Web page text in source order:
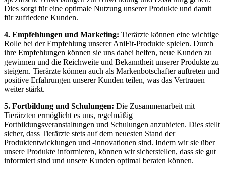
Dies sorgt für eine optimale Nutzung unserer Produkte⁣ und damit​
für zufriedene‌ Kunden.
4. Empfehlungen und Marketing: Tierärzte können eine wichtige
Rolle bei⁢ der Empfehlung unserer AniFit-Produkte spielen. Durch
ihre⁤ Empfehlungen können sie uns dabei helfen,⁤ neue Kunden zu
gewinnen und die Reichweite und Bekanntheit⁤ unserer ‍Produkte zu
steigern. Tierärzte können auch als Markenbotschafter auftreten und
positive Erfahrungen unserer Kunden⁤ teilen,‌ was das Vertrauen
weiter stärkt.
5. Fortbildung und Schulungen: Die Zusammenarbeit mit
Tierärzten ermöglicht‌ es uns, regelmäßig
Fortbildungsveranstaltungen und Schulungen anzubieten. Dies stellt
sicher, dass Tierärzte stets​ auf dem neuesten Stand der
Produktentwicklungen und -innovationen sind. Indem wir sie über‌
unsere Produkte informieren, können wir sicherstellen,‌ dass sie gut
informiert sind und ‌unsere Kunden optimal ⁢beraten können.